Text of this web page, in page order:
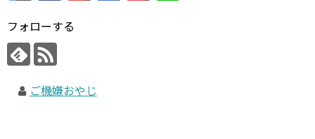
フォローする
ご機嫌おやじ